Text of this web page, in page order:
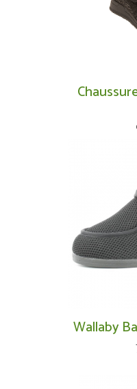
Wallaby